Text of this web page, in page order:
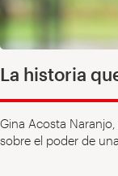
La historia
Gina Acosta
sobre el poder de